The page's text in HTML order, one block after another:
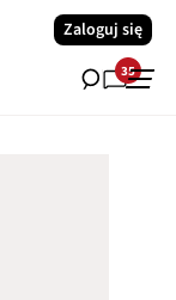
Zaloguj się
35